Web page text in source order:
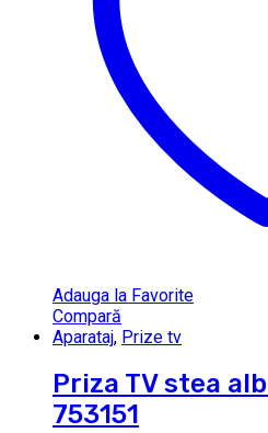
Adauga la Favorite
Compară
Aparataj, Prize tv
Priza TV stea
753151